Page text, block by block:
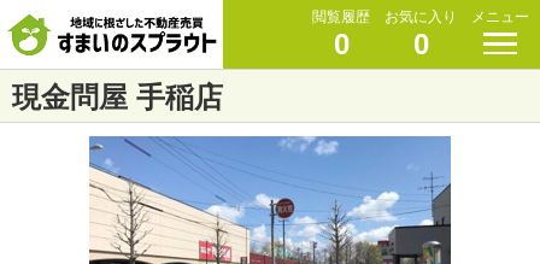
閲覧履歴
0
お気に入り
0
メニュー
現金問屋 手稲店